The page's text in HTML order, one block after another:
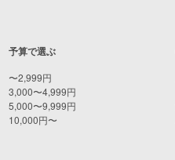
予算で選ぶ
〜2,999円
3,000〜4,999円
5,000〜9,999円
10,000円〜